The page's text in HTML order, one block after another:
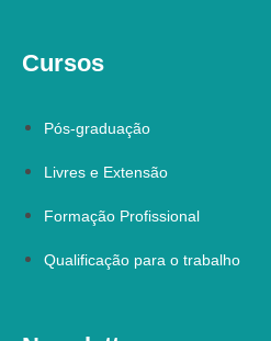
Cursos
Pós-graduação
Livres e Extensão
Formação Profissional
Qualificação para o trabalho